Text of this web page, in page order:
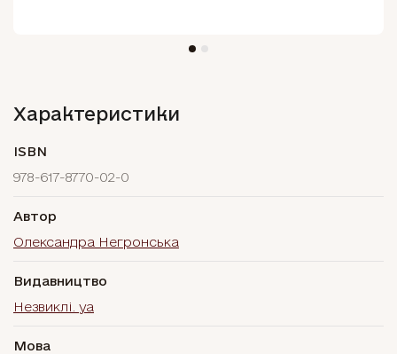
Характеристики
ISBN
978-617-8770-02-0
Автор
Олександра Негронська
Видавництво
Незвиклі. уа
Мова